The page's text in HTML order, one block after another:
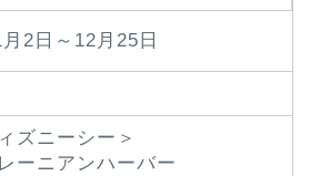
2日～12月25日
ズニーシー＞
ーニアンハーバー